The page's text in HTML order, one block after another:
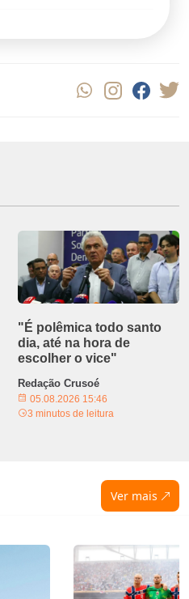
"É polêmica todo santo
dia, até na hora de
escolher o vice"
Redação Crusoé
05.08.2026 15:46
3 minutos de leitura
Ver mais